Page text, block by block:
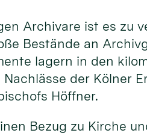
Archivare ist es zu
Bestände an
lagern in den
der Kölner
Höffner.
Bezug zu Kirche